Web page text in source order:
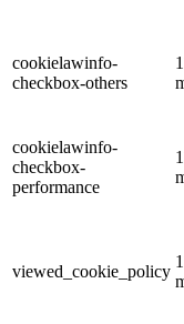
cookielawinfo-
checkbox-others
cookielawinfo-
checkbox-
performance
viewed_cookie_policy